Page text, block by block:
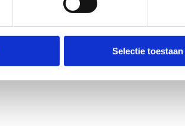
Selectie toestaan